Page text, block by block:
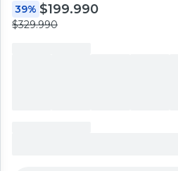
39% $199.990
$329.990